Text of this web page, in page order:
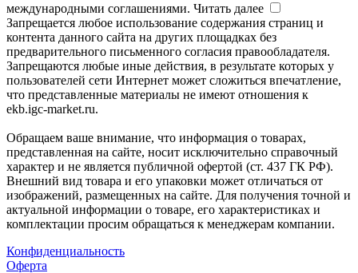
международными соглашениями. Читать далее
Запрещается любое использование содержания страниц и
контента данного сайта на других площадках без
предварительного письменного согласия правообладателя.
Запрещаются любые иные действия, в результате которых у
пользователей сети Интернет может сложиться впечатление,
что представленные материалы не имеют отношения к
ekb.igc-market.ru.
Обращаем ваше внимание, что информация о товарах,
представленная на сайте, носит исключительно справочный
характер и не является публичной офертой (ст. 437 ГК РФ).
Внешний вид товара и его упаковки может отличаться от
изображений, размещенных на сайте. Для получения точной и
актуальной информации о товаре, его характеристиках и
комплектации просим обращаться к менеджерам компании.
Конфиденциальность
Оферта